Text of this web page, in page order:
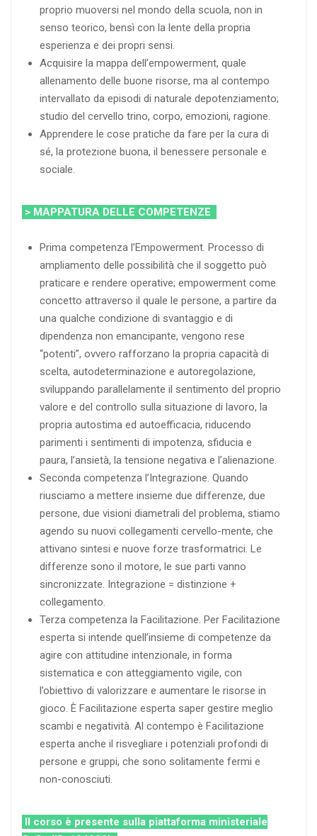
proprio muoversi nel mondo della scuola, non in
senso teorico, bensì con la lente della propria
esperienza e dei propri sensi.
Acquisire la mappa dell’empowerment, quale
allenamento delle buone risorse, ma al contempo
intervallato da episodi di naturale depotenziamento;
studio del cervello trino, corpo, emozioni, ragione.
Apprendere le cose pratiche da fare per la cura di
sé, la protezione buona, il benessere personale e
sociale.
> MAPPATURA DELLE COMPETENZE
Prima competenza l’Empowerment. Processo di
ampliamento delle possibilità che il soggetto può
praticare e rendere operative; empowerment come
concetto attraverso il quale le persone, a partire da
una qualche condizione di svantaggio e di
dipendenza non emancipante, vengono rese
“potenti”, ovvero rafforzano la propria capacità di
scelta, autodeterminazione e autoregolazione,
sviluppando parallelamente il sentimento del proprio
valore e del controllo sulla situazione di lavoro, la
propria autostima ed autoefficacia, riducendo
parimenti i sentimenti di impotenza, sfiducia e
paura, l’ansietà, la tensione negativa e l’alienazione.
Seconda competenza l’Integrazione. Quando
riusciamo a mettere insieme due differenze, due
persone, due visioni diametrali del problema, stiamo
agendo su nuovi collegamenti cervello-mente, che
attivano sintesi e nuove forze trasformatrici. Le
differenze sono il motore, le sue parti vanno
sincronizzate. Integrazione = distinzione +
collegamento.
Terza competenza la Facilitazione. Per Facilitazione
esperta si intende quell’insieme di competenze da
agire con attitudine intenzionale, in forma
sistematica e con atteggiamento vigile, con
l’obiettivo di valorizzare e aumentare le risorse in
gioco. È Facilitazione esperta saper gestire meglio
scambi e negatività. Al contempo è Facilitazione
esperta anche il risvegliare i potenziali profondi di
persone e gruppi, che sono solitamente fermi e
non-conosciuti.
Il corso è presente sulla piattaforma ministeriale